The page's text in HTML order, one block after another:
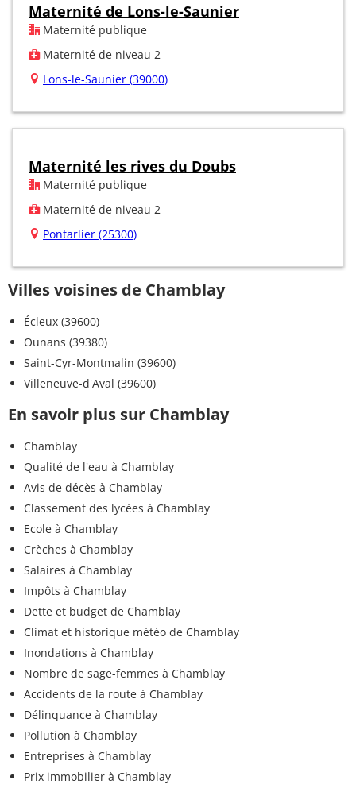
Maternité de Lons-le-Saunier
Maternité publique
Maternité de niveau 2
Lons-le-Saunier (39000)
Maternité les rives du Doubs
Maternité publique
Maternité de niveau 2
Pontarlier (25300)
Villes voisines de Chamblay
Écleux (39600)
Ounans (39380)
Saint-Cyr-Montmalin (39600)
Villeneuve-d'Aval (39600)
En savoir plus sur Chamblay
Chamblay
Qualité de l'eau à Chamblay
Avis de décès à Chamblay
Classement des lycées à Chamblay
Ecole à Chamblay
Crèches à Chamblay
Salaires à Chamblay
Impôts à Chamblay
Dette et budget de Chamblay
Climat et historique météo de Chamblay
Inondations à Chamblay
Nombre de sage-femmes à Chamblay
Accidents de la route à Chamblay
Délinquance à Chamblay
Pollution à Chamblay
Entreprises à Chamblay
Prix immobilier à Chamblay